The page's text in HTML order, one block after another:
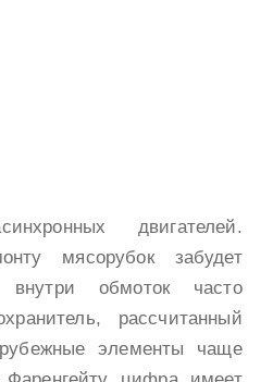
двигателей.
мясорубок забудет
внутри обмоток часто
рассчитанный
элементы чаще